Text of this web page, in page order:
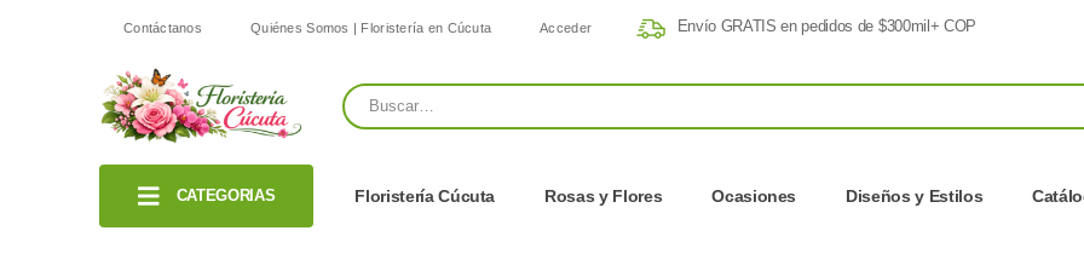
Contáctanos Quiénes Somos | Floristería en Cúcuta Acceder Envío GRATIS en pedidos de $300mil+ COP
CATEGORIAS Floristería Cúcuta Rosas y Flores Ocasiones Diseños y Estilos